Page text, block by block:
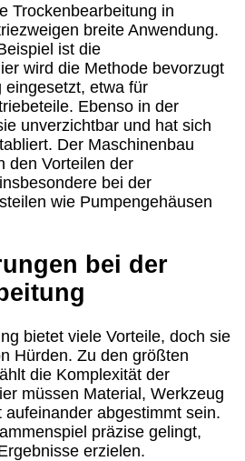
Trockenbearbeitung in
breite Anwendung.
ist die
wird die Methode bevorzugt
eingesetzt, etwa für
Ebenso in der
unverzichtbar und hat sich
Der Maschinenbau
den Vorteilen der
bei der
wie Pumpengehäusen
bei der
bietet viele Vorteile, doch sie
Hürden. Zu den größten
die Komplexität der
müssen Material, Werkzeug
abgestimmt sein.
präzise gelingt,
erzielen.